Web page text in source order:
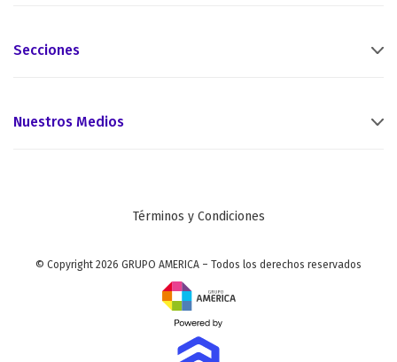
Secciones
Nuestros Medios
Términos y Condiciones
© Copyright 2026 GRUPO AMERICA – Todos los derechos reservados